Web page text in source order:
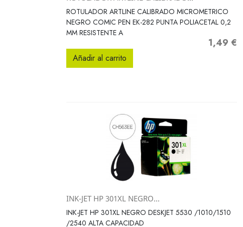
 Vista rápida
ROTULADOR ARTLINE CALIBRADO MICROMETRICO
NEGRO COMIC PEN EK-282 PUNTA POLIACETAL 0,2
MM RESISTENTE A
Precio
1,49 €
Añadir al carrito
Vista rápida
INK-JET HP 301XL NEGRO...
INK-JET HP 301XL NEGRO DESKJET 5530 /1010/1510
/2540 ALTA CAPACIDAD